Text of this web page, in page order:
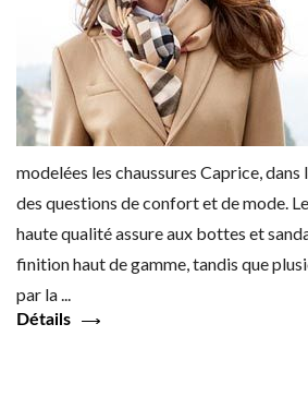
modelées les chaussures Caprice,
des questions de confort et de mode.
haute qualité assure aux bottes et
finition haut de gamme, tandis que
par la ...
Détails